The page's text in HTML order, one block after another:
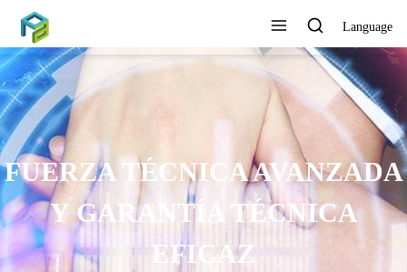
Language
FUERZA TÉCNICA AVANZADA
Y GARANTÍA TÉCNICA
EFICAZ